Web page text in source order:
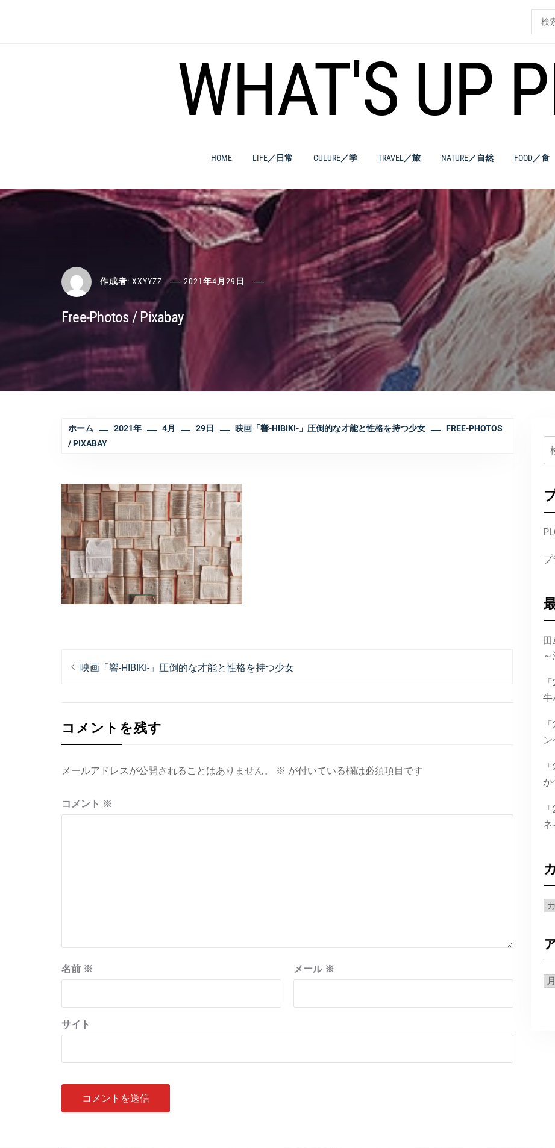
索:
WHAT'S UP
HOME LIFE／日常 CULURE／学 TRAVEL／旅 NATURE／自然 FOOD／食
作成者: XXYYZZ 2021年4月29日
Free-Photos / Pixabay
ホーム 2021年 4月 29日 映画「響-HIBIKI-」圧倒的な才能と性格を持つ少女
FREE-PHOTOS
/ PIXABAY
投
ビ
ゲ
シ
ョ
ン
過
稿:
映画「響-HIBIKI-」圧倒的な才能と性格を持つ少女
コメントを残す
メールアドレスが公開されることはありません。 ※ が付いている欄は必須項目です
コメント ※
名前 ※ メール ※
サイト
検
索:
プ
牛
か
カ
リ
ア